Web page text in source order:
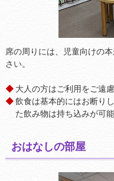
席の周りには、児童向けの
さい。
大人の方はご利用をご遠
飲食は基本的にはお断り
た飲み物は持ち込みが可能
おはなしの部屋